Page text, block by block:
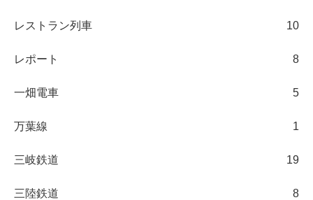
レストラン列車 10
レポート 8
一畑電車 5
万葉線 1
三岐鉄道 19
三陸鉄道 8